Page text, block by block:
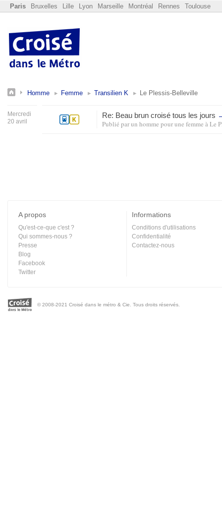
Paris Bruxelles Lille Lyon Marseille Montréal Rennes Toulouse
Homme Femme Transilien K Le Plessis-Belleville
Mercredi
20 avril
Re: Beau brun croisé tous les jours
Publié parun homme pour une femme àLe
A propos
Qu'est-ce-que c'est ?
Qui sommes-nous ?
Presse
Blog
Facebook
Twitter
Informations
Conditions d'utilisations
Confidentialité
Contactez-nous
© 2008-2021 Croisé dans le métro & Cie. Tous droits réservés.